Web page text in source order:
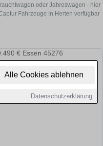
Alle Cookies ablehnen
Datenschutzerklärung
oder Jahreswagen - hier
Fahrzeuge in Herten verfügbar